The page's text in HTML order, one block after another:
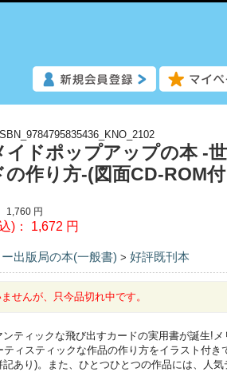
ISBN_9784795835436_KNO_2102
イドポップアップの本 -
の作り方-(図面CD-ROM
1,760 円
)： 1,672 円
出版局の本(一般書) > 好評既刊本
せんが、只今品切れ中です。
ティックな飛び出すカードの実用書が誕生!
ティスティックな作品の作り方をイラスト付
記あり)。また、ひとつひとつの作品には、人